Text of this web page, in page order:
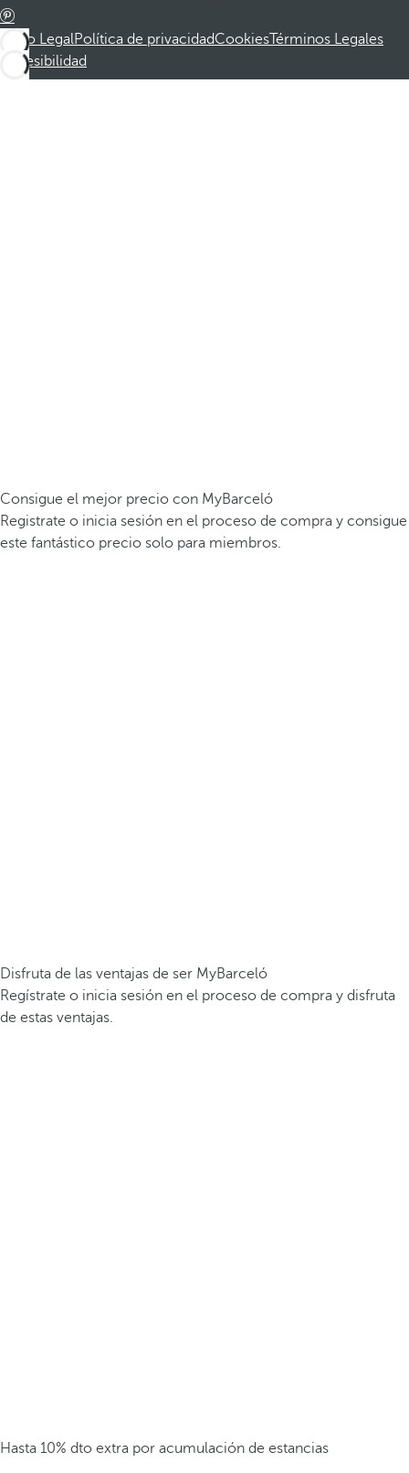
Aviso LegalPolítica de privacidadCookiesTérminos Legales
Accesibilidad
Consigue el mejor precio con MyBarceló
Registrate o inicia sesión en el proceso de compra y consigue
este fantástico precio solo para miembros.
Disfruta de las ventajas de ser MyBarceló
Regístrate o inicia sesión en el proceso de compra y disfruta
de estas ventajas.
Hasta 10% dto extra por acumulación de estancias